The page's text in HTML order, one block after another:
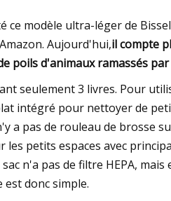
ce modèle ultra-léger de
Aujourd'hui,il compte
poils d'animaux ramassés
seulement 3 livres. Pour
intégré pour nettoyer de
a pas de rouleau de brosse
petits espaces avec
n'a pas de filtre HEPA,
donc simple.